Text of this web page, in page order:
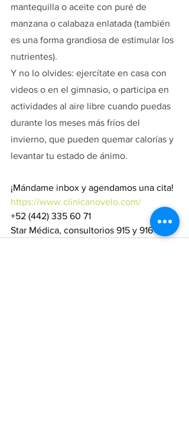
mantequilla o aceite con puré de
manzana o calabaza enlatada (también
es una forma grandiosa de estimular los
nutrientes).
Y no lo olvides: ejercítate en casa con
videos o en el gimnasio, o participa en
actividades al aire libre cuando puedas
durante los meses más fríos del
invierno, que pueden quemar calorías y
levantar tu estado de ánimo.
¡Mándame inbox y agendamos una cita!
https://www.clinicanovelo.com/
+52 (442) 335 60 71
Star Médica, consultorios 915 y 916